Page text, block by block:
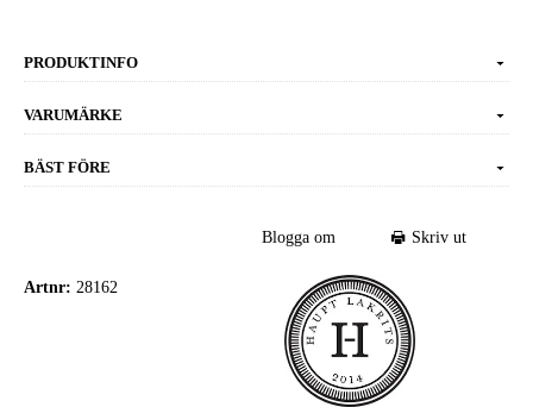
PRODUKTINFO
VARUMÄRKE
BÄST FÖRE
Blogga om Skriv ut
Artnr: 28162